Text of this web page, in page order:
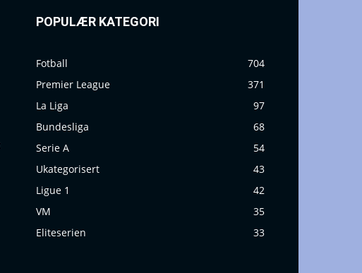
POPULÆR KATEGORI
Fotball
704
Premier League
371
La Liga
97
Bundesliga
68
Serie A
54
Ukategorisert
43
Ligue 1
42
VM
35
Eliteserien
33